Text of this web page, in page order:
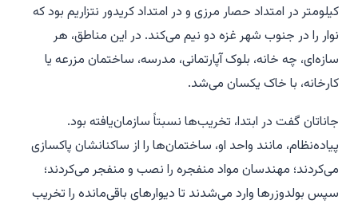
کیلومتر در امتداد حصار مرزی و در امتداد کریدور نتزاریم بود که
نوار را در جنوب شهر غزه دو نیم می‌کند. در این مناطق، هر
سازه‌ای، چه خانه، بلوک آپارتمانی، مدرسه، ساختمان مزرعه یا
کارخانه، با خاک یکسان می‌شد.
جاناتان گفت در ابتدا، تخریب‌ها نسبتاً سازمان‌یافته بود.
پیاده‌نظام، مانند واحد او، ساختمان‌ها را از ساکنانشان پاکسازی
می‌کردند؛ مهندسان مواد منفجره را نصب و منفجر می‌کردند؛
سپس بولدوزرها وارد می‌شدند تا دیوارهای باقی‌مانده را تخریب